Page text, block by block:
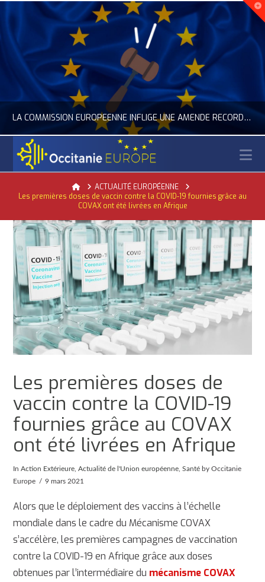
LA COMMISSION EUROPÉENNE INFLIGE UNE AMENDE RECORD À GOOGLE
ACTUALITÉ DE L'UNION EUROPÉENNE, ACTUALITÉ DE LA REPRÉSENTATION D’OCCITANIE EUROPE, NUMÉRIQUE- DIGITAL
JUILLET 24, 2026
HomeACTUALITÉ EUROPÉENNE
Les premières doses de vaccin contre la COVID-19 fournies grâce au
COVAX ont été livrées en Afrique
Les premières doses de
vaccin contre la COVID-19
fournies grâce au COVAX
ont été livrées en Afrique
InAction Extérieure ,Actualité de l'Union européenne ,Santé by Occitanie
Europe
9 mars 2021
Alors que le déploiement des vaccins à l’échelle
mondiale dans le cadre du Mécanisme COVAX
s’accélère, les premières campagnes de vaccination
contre la COVID-19 en Afrique grâce aux doses
obtenues par l’intermédiaire du mécanisme COVAX